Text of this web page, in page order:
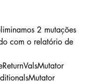
2 mutações
com o relatório de